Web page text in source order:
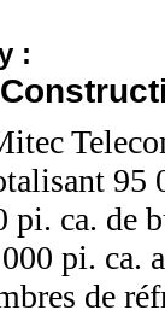
:
95
pi. ca. de
pi. ca.
de